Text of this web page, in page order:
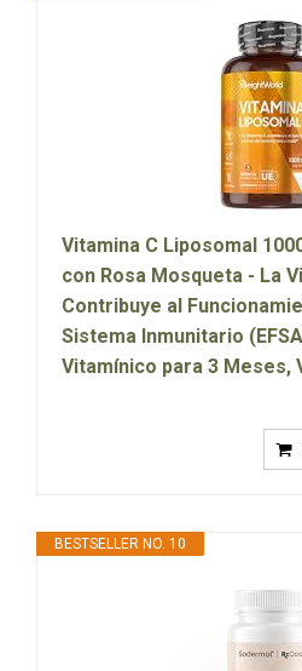
Vitamina C Liposomal
con Rosa Mosqueta - La
Contribuye al
Sistema Inmunitario
Vitamínico para 3 Meses,
BESTSELLER NO. 10